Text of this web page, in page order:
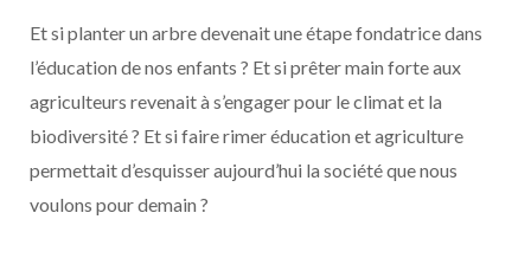
Et si planter un arbre devenait une étape fondatrice dans
l’éducation de nos enfants ? Et si prêter main forte aux
agriculteurs revenait à s’engager pour le climat et la
biodiversité ? Et si faire rimer éducation et agriculture
permettait d’esquisser aujourd’hui la société que nous
voulons pour demain ?